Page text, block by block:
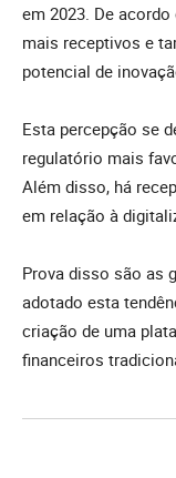
em 2023. De
mais receptivos e
potencial de
Esta percepção se
regulatório mais
Além disso, há
em relação à
Prova disso são as
adotado esta
criação de uma
financeiros